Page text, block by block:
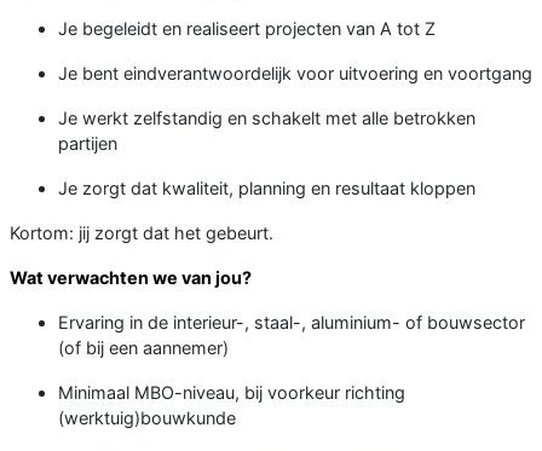
Je begeleidt en realiseert projecten van A tot Z
Je bent eindverantwoordelijk voor uitvoering en voortgang
Je werkt zelfstandig en schakelt met alle betrokken
partijen
Je zorgt dat kwaliteit, planning en resultaat kloppen
Kortom: jij zorgt dat het gebeurt.
Wat verwachten we van jou?
Ervaring in de interieur-, staal-, aluminium- of bouwsector
(of bij een aannemer)
Minimaal MBO-niveau, bij voorkeur richting
(werktuig)bouwkunde